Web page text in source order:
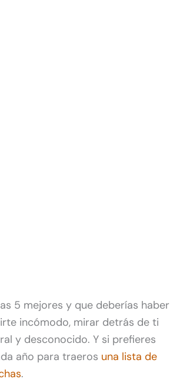
5 mejores y que deberías haber
incómodo, mirar detrás de ti
y desconocido. Y si prefieres
año para traeros una lista de
.